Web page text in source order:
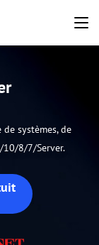
systèmes, de
8/7/Server.